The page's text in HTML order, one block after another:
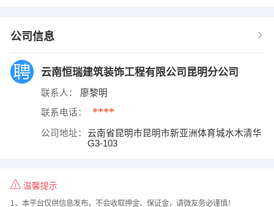
公司信息
云南恒瑞建筑装饰工程有限公司昆明分公司
联系人： 廖黎明
联系电话： ****
公司地址：
云南省昆明市昆明市新亚洲体育城水木清华
G3-103
温馨提示
1、本平台仅供信息发布，不会收取押金、保证金，请微友务必谨慎！